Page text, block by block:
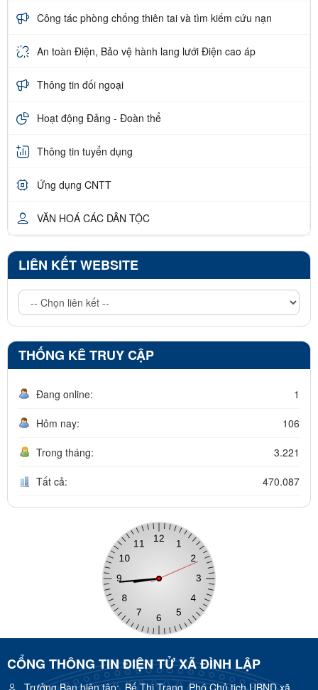
Công tác phòng chống thiên tai và tìm kiếm cứu nạn
An toàn Điện, Bảo vệ hành lang lưới Điện cao áp
Thông tin đối ngoại
Hoạt động Đảng - Đoàn thể
Thông tin tuyển dụng
Ứng dụng CNTT
VĂN HOÁ CÁC DÂN TỘC
LIÊN KẾT WEBSITE
THỐNG KÊ TRUY CẬP
Đang online: 1
Hôm nay: 106
Trong tháng: 3.221
Tất cả: 470.087
CỔNG THÔNG TIN ĐIỆN TỬ XÃ ĐÌNH LẬP